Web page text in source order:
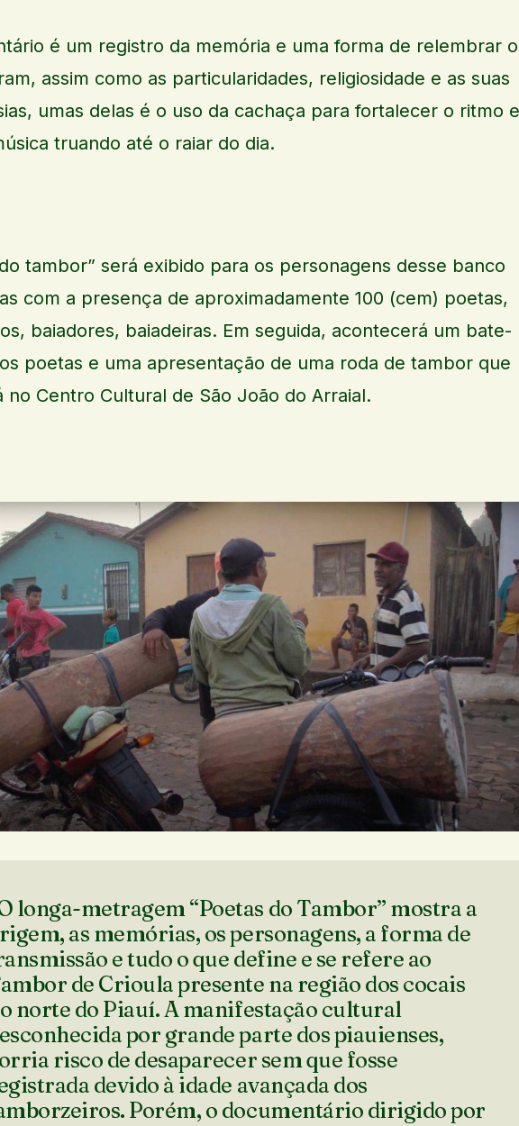
é um registro da memória e uma forma de relembrar
assim como as particularidades, religiosidade e as suas
umas delas é o uso da cachaça para fortalecer o ritmo e
truando até o raiar do dia.
tambor” será exibido para os personagens desse banco
com a presença de aproximadamente 100 (cem) poetas,
baiadores, baiadeiras. Em seguida, acontecerá um bate-
poetas e uma apresentação de uma roda de tambor que
no Centro Cultural de São João do Arraial.
longa-metragem “Poetas do Tambor” mostra a
as memórias, os personagens, a forma de
e tudo o que define e se refere ao
de Crioula presente na região dos cocais
norte do Piauí. A manifestação cultural
por grande parte dos piauienses,
risco de desaparecer sem que fosse
devido à idade avançada dos
Porém, o documentário dirigido por